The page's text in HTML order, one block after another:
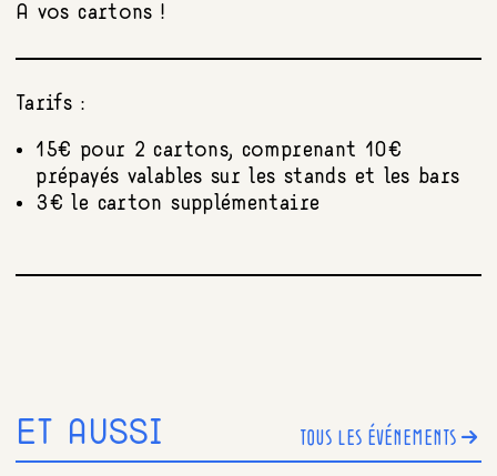
A vos cartons !
Tarifs :
15€ pour 2 cartons, comprenant 10€
prépayés valables sur les stands et les bars
3€ le carton supplémentaire
ET AUSSI TOUS LES ÉVÉNEMENTS